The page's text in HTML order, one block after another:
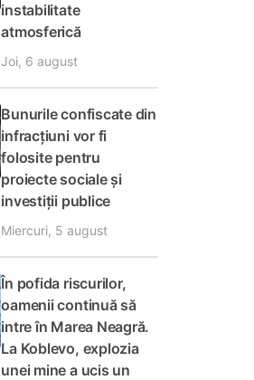
instabilitate
atmosferică
Joi, 6 august
Bunurile confiscate din
infracțiuni vor fi
folosite pentru
proiecte sociale și
investiții publice
Miercuri, 5 august
În pofida riscurilor,
oamenii continuă să
intre în Marea Neagră.
La Koblevo, explozia
unei mine a ucis un